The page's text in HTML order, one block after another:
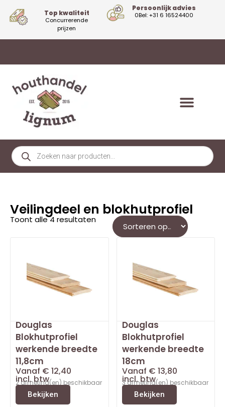
Top kwaliteit
Concurrerende
prijzen
Persoonlijk advies
0Bel: +31 6 16524400
Veilingdeel en blokhutprofiel
Toont alle 4 resultaten
Douglas
Blokhutprofiel
werkende breedte
11,8cm
Vanaf € 12,40
incl. btw
2 afmeting(en) beschikbaar
Bekijken
Douglas
Blokhutprofiel
werkende breedte
18cm
Vanaf € 13,80
incl. btw
3 afmeting(en) beschikbaar
Bekijken